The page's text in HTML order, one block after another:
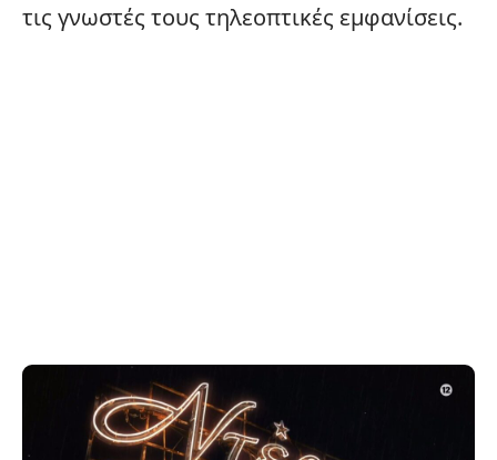
τις γνωστές τους τηλεοπτικές εμφανίσεις.